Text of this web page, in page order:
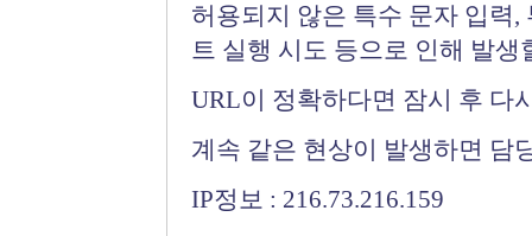
허용되지 않은 특수 문자 입력
트 실행 시도 등으로 인해 발생
URL이 정확하다면 잠시 후 다
계속 같은 현상이 발생하면 담
IP정보 : 216.73.216.159